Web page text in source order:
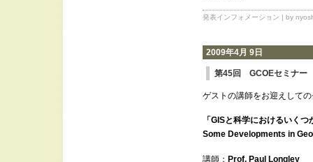
発表インフォメーション | by
2009年4月 9日
第45回 GCOEセミナー
ゲストの講師をお迎えして
「GISと科学におけるいくつ
Some Developments in
講師： Prof. Paul Longley